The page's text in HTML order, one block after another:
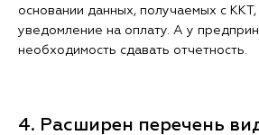
основании данных, получаемых с ККТ,
уведомление на оплату. А у
необходимость сдавать отчетность.
4. Расширен перечень